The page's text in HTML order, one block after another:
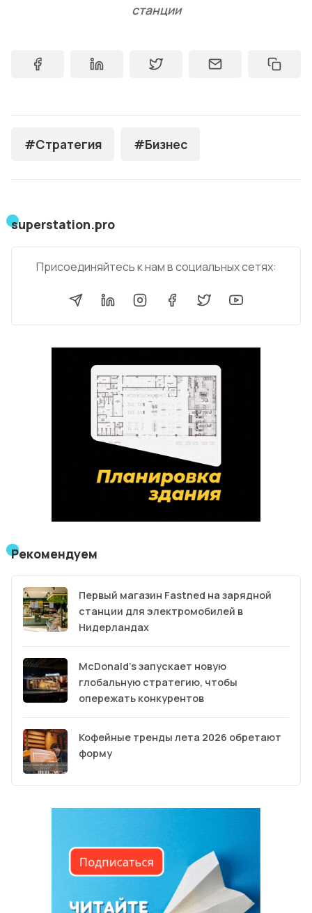
станции
#Стратегия #Бизнес
superstation.pro
Присоединяйтесь к нам в социальных сетях:
Рекомендуем
Первый магазин Fastned на зарядной
станции для электромобилей в
Нидерландах
McDonald’s запускает новую
глобальную стратегию, чтобы
опережать конкурентов
Кофейные тренды лета 2026 обретают
форму